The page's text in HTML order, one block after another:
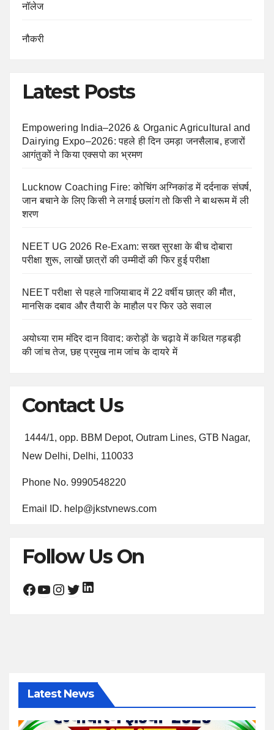
नॉलेज
नौकरी
Latest Posts
Empowering India–2026 & Organic Agricultural and
Dairying Expo–2026: पहले ही दिन उमड़ा जनसैलाब, हजारों
आगंतुकों ने किया एक्सपो का भ्रमण
Lucknow Coaching Fire: कोचिंग अग्निकांड में दर्दनाक संघर्ष,
जान बचाने के लिए किसी ने लगाई छलांग तो किसी ने बाथरूम में ली
शरण
NEET UG 2026 Re-Exam: सख्त सुरक्षा के बीच दोबारा
परीक्षा शुरू, लाखों छात्रों की उम्मीदों की फिर हुई परीक्षा
NEET परीक्षा से पहले गाजियाबाद में 22 वर्षीय छात्र की मौत,
मानसिक दबाव और तैयारी के माहौल पर फिर उठे सवाल
अयोध्या राम मंदिर दान विवाद: करोड़ों के चढ़ावे में कथित गड़बड़ी
की जांच तेज, छह प्रमुख नाम जांच के दायरे में
Contact Us
1444/1, opp. BBM Depot, Outram Lines, GTB Nagar,
New Delhi, Delhi, 110033
Phone No. 9990548220
Email ID. help@jkstvnews.com
Follow Us On
Facebook YouTube Instagram Twitter LinkedIn
Latest News